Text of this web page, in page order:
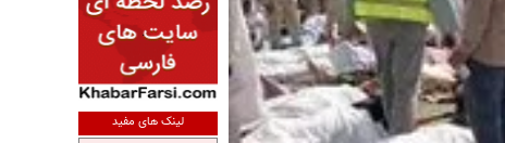
لینک های مفید